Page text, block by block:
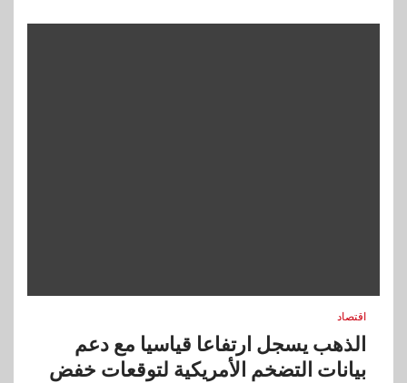
اقتصاد
الذهب يسجل ارتفاعا قياسيا مع دعم
بيانات التضخم الأمريكية لتوقعات خفض